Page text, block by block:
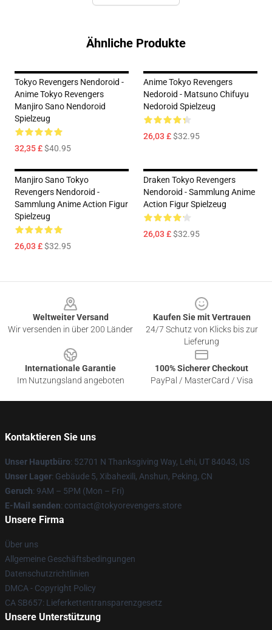
Ähnliche Produkte
Tokyo Revengers Nendoroid -
Anime Tokyo Revengers
Manjiro Sano Nendoroid
Spielzeug
32,35 £$40.95
Anime Tokyo Revengers
Nedoroid - Matsuno Chifuyu
Nedoroid Spielzeug
26,03 £$32.95
Manjiro Sano Tokyo
Revengers Nendoroid -
Sammlung Anime Action Figur
Spielzeug
26,03 £$32.95
Draken Tokyo Revengers
Nendoroid - Sammlung Anime
Action Figur Spielzeug
26,03 £$32.95
Weltweiter Versand
Wir versenden in über 200 Länder
Kaufen Sie mit Vertrauen
24/7 Schutz von Klicks bis zur
Lieferung
Internationale Garantie
Im Nutzungsland angeboten
100% Sicherer Checkout
PayPal / MasterCard / Visa
Kontaktieren Sie uns
Unser Hauptbüro: 52701 N Thanksgiving Way, Lehi, UT 84043, US
Unser Lager: Gebäude 5, Xibahexili, Anshun, Peking, CN
Geruch: 9AM – 5PM (Mon – Fri)
E-Mail senden: contact@tokyorevengers.store
Unsere Firma
Über uns
Allgemeine Geschäftsbedingungen
Datenschutzrichtlinien
DMCA - Copyright Policy
CA SB657: Lieferkettentransparenzgesetz
Unsere Unterstützung